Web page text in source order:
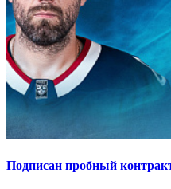
Подписан пробный